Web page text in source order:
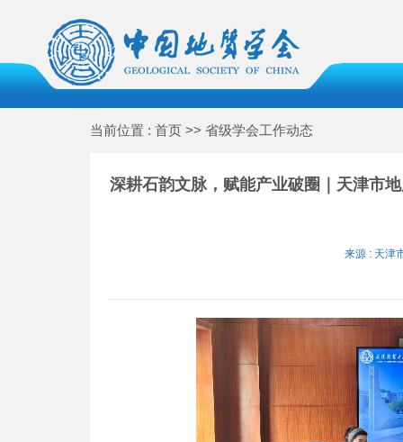
当前位置 : 首页 >> 省级学会工作动态
深耕石韵文脉，赋能产业破圈｜天津市
来源 : 天